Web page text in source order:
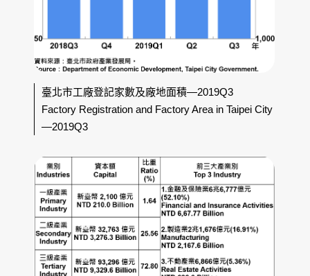
臺北市工廠登記家數及廠地面積—2019Q3
Factory Registration and Factory Area in Taipei City
—2019Q3